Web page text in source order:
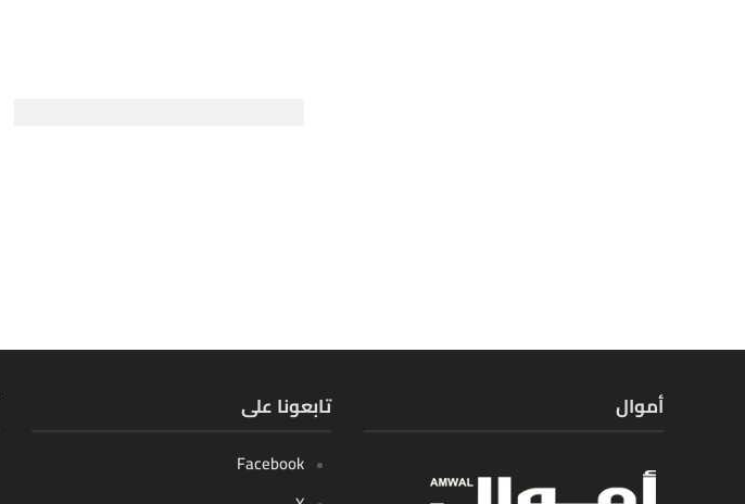
تابعونا على
Facebook
أموال